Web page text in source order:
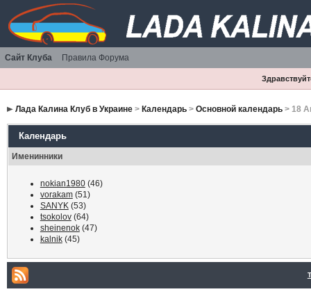
Сайт Клуба Правила Форума
Лада Калина Клуб в Украине> Календарь> Основной календарь> 18
Календарь
Именинники
nokian1980(46)
vorakam(51)
SANYK(53)
tsokolov(64)
sheinenok(47)
kalnik(45)